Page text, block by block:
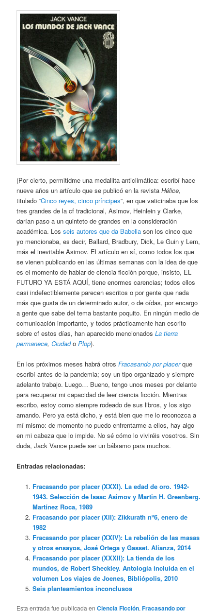
(Por cierto, permitidme una medallita anticlimática: escribí hace
nueve años un artículo que se publicó en la revistaHélice,
titulado “Cinco reyes, cinco príncipes“, en que vaticinaba que los
tres grandes de la cf tradicional, Asimov, Heinlein y Clarke,
darían paso a un quinteto de grandes en la consideración
académica. Losseis autores que da Babelia son los cinco que
yo mencionaba, es decir, Ballard, Bradbury, Dick, Le Guin y Lem,
más el inevitable Asimov. El artículo en sí, como todos los que
se vienen publicando en las últimas semanas con la idea de que
es el momento de hablar de ciencia ficción porque, insisto, EL
FUTURO YA ESTÁ AQUÍ, tiene enormes carencias; todos ellos
casi indefectiblemente parecen escritos o por gente que nada
más que gusta de un determinado autor, o de oídas, por encargo
a gente que sabe del tema bastante poquito. En ningún medio de
comunicación importante, y todos prácticamente han escrito
sobre cf estos días, han aparecido mencionadosLa tierra
permanece,Ciudado Plop).
En los próximos meses habrá otrosFracasando por placerque
escribí antes de la pandemia; soy un tipo organizado y siempre
adelanto trabajo. Luego… Bueno, tengo unos meses por delante
para recuperar mi capacidad de leer ciencia ficción. Mientras
escribo, estoy como siempre rodeado de sus libros, y los sigo
amando. Pero ya está dicho, y está bien que me lo reconozca a
mí mismo: de momento no puedo enfrentarme a ellos, hay algo
en mi cabeza que lo impide. No sé cómo lo viviréis vosotros. Sin
duda, Jack Vance puede ser un bálsamo para muchos.
Entradas relacionadas:
Fracasando por placer (XXXI). La edad de oro. 1942-
1943. Selección de Isaac Asimov y Martin H. Greenberg.
Martínez Roca, 1989
Fracasando por placer (XII): Zikkurath nº6, enero de
1982
Fracasando por placer (XXIV): La rebelión de las masas
y otros ensayos, José Ortega y Gasset. Alianza, 2014
Fracasando por placer (XXXII): La tienda de los
mundos, de Robert Sheckley. Antología incluida en el
volumen Los viajes de Joenes, Bibliópolis, 2010
Seis planteamientos inconclusos
Esta entrada fue publicada enCiencia Ficción,Fracasando por